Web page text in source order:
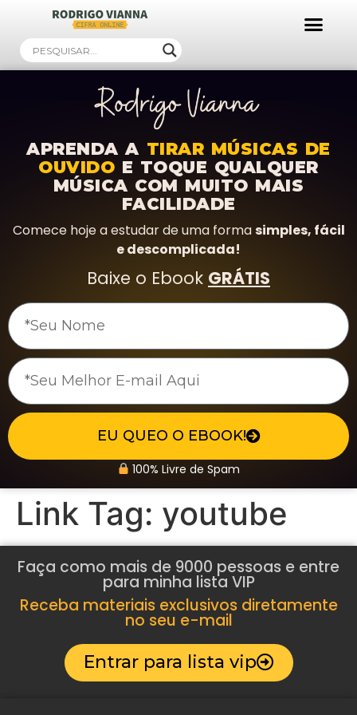
APRENDA A TIRAR MÚSICAS DE
OUVIDO E TOQUE QUALQUER
MÚSICA COM MUITO MAIS
FACILIDADE
Comece hoje a estudar de uma formasimples, fácil
e descomplicada!
Baixe o Ebook GRÁTIS
EU QUEO O EBOOK!
100% Livre de Spam
Link Tag: youtube
Faça como mais de 9000 pessoas e entre
para minha lista VIP
Receba materiais exclusivos diretamente
no seu e-mail
Entrar para lista vip